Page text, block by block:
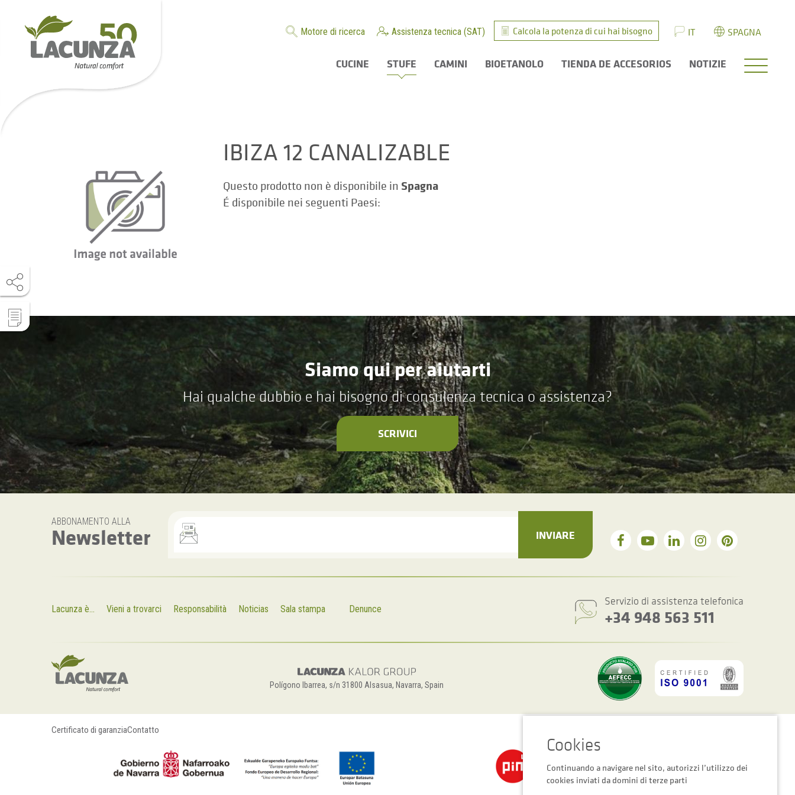
Motore di ricerca Assistenza tecnica (SAT) Calcola la potenza di cui hai bisogno IT SPAGNA
CUCINE STUFE CAMINI BIOETANOLO TIENDA DE ACCESORIOS NOTIZIE
IBIZA 12 CANALIZABLE
Questo prodotto non è disponibile in Spagna
É disponibile nei seguenti Paesi:
Siamo qui per aiutarti
Hai qualche dubbio e hai bisogno di consulenza tecnica o assistenza?
SCRIVICI
ABBONAMENTO ALLA
Newsletter INVIARE
Lacunza è... Vieni a trovarci Responsabilità Noticias Sala stampa Denunce
Servizio di assistenza telefonica
+34 948 563 511
Polígono Ibarrea, s/n 31800 Alsasua, Navarra, Spain
Certificato di garanziaContatto
Continuando a navigare nel sito, autorizzi l’utilizzo dei
cookies inviati da domini di terze parti